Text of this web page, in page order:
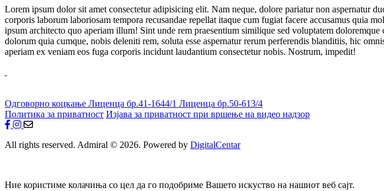
Lorem ipsum dolor sit amet consectetur adipisicing elit. Nam neque, dolore pariatur non aspernatur
corporis laborum laboriosam tempora recusandae repellat itaque cum fugiat facere accusamus quia
ipsum architecto quo aperiam illum! Sint unde rem praesentium similique sed voluptatem
dolorum quia cumque, nobis deleniti rem, soluta esse aspernatur rerum perferendis blanditiis, hic
aperiam ex veniam eos fuga corporis incidunt laudantium consectetur nobis. Nostrum, impedit!
Одговорно коцкање Лиценца бр.41-1644/1 Лиценца бр.50-613/4
Политика за приватност Изјава за приватност при вршење на видео надзор
All rights reserved. Admiral © 2026. Powered by DigitalCentar
Ние користиме колачиња со цел да го подобриме Вашето искуство на нашиот веб сајт.